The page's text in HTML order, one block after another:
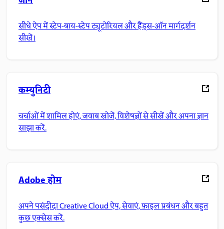
सीधे ऐप में स्टेप-बाय-स्टेप ट्यूटोरियल और हैंड्स-ऑन मार्गदर्शन
सीखें।
कम्युनिटी
चर्चाओं में शामिल होएं, जवाब खोजें, विशेषज्ञों से सीखें और अपना ज्ञान
साझा करें.
Adobe होम
अपने पसंदीदा Creative Cloud ऐप, सेवाएं, फ़ाइल प्रबंधन और बहुत
कुछ एक्सेस करें.